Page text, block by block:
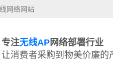
网络网站
专注无线AP网络部署行业
让消费者采购到物美价廉的